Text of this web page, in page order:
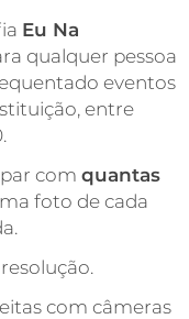
Eu Na
qualquer pessoa
eventos
entre
com quantas
foto de cada
com câmeras